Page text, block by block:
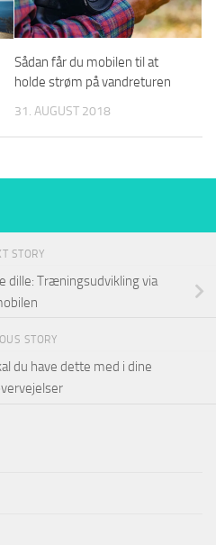
Sådan får du mobilen til at
holde strøm på vandreturen
31. AUGUST 2018
STORY
dille: Træningsudvikling via
STORY
du have dette med i dine